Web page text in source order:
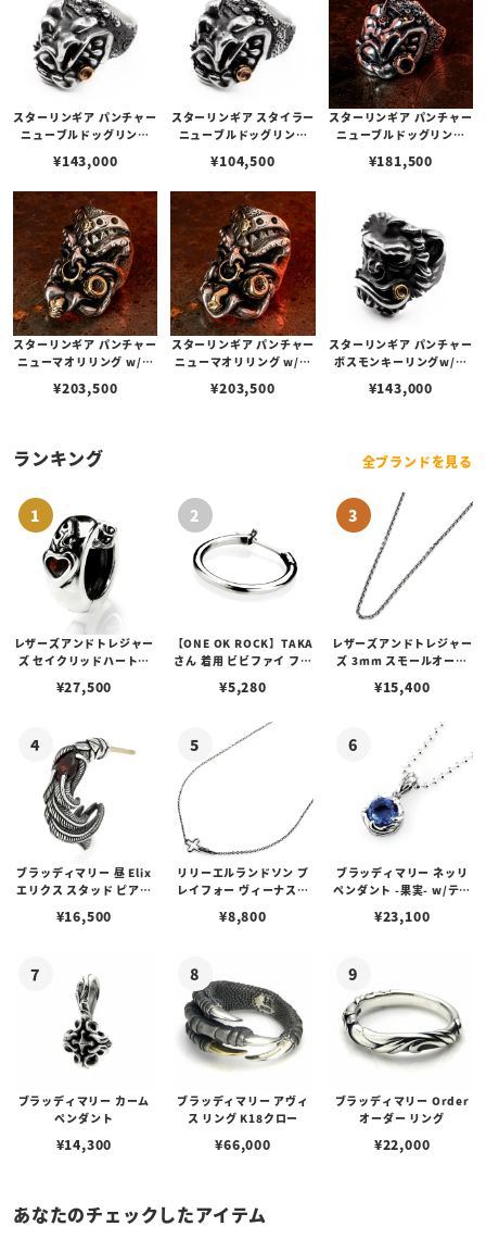
スターリンギア パンチャー
ニューブルドッグリング
¥143,000
スターリンギア スタイラー
ニューブルドッグリング
¥104,500
スターリンギア パンチャー
ニューブルドッグリング
ギアロゴ
¥181,500
スターリンギア パンチャー
ニューマオリリング w/ブ
ガー＆ミニSギアロゴ＆ギ
¥203,500
スターリンギア パンチャー
ニューマオリリング w/ブ
ッグシガー＆ミニSギアロ
¥203,500
スターリンギア パンチャー
ボスモンキーリングw/ブ
¥143,000
ランキング 全ブランドを見る
レザーズアンドトレジャー
ズ セイクリッドハートピ
¥27,500
【ONE OK ROCK】TAKA
さん 着用 ビビファイ フー
¥5,280
レザーズアンドトレジャー
ズ 3mm スモールオーバ
ブスタークラスプ＆LTロ
¥15,400
ブラッディマリー 昼 Elix
エリクス スタッド ピアス
¥16,500
リリーエルランドソン プ
レイフォー ヴィーナスチ
¥8,800
ブラッディマリー ネッリ
ペンダント -果実- w/ティ
¥23,100
ブラッディマリー カーム
ペンダント
¥14,300
ブラッディマリー アヴィ
ス リング K18クロー
¥66,000
ブラッディマリー Order
オーダー リング
¥22,000
あなたのチェックしたアイテム